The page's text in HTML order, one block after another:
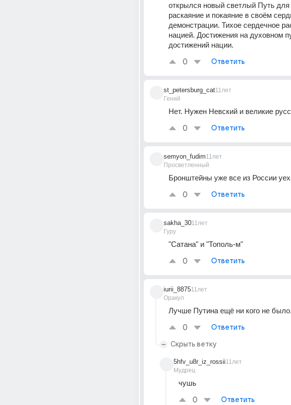
открылся новый светлый Путь
раскаяние и покаяние в своём
демонстрации. Тихое сердечное
нацией. Достижения на духовном
достижений нации.
0 Ответить
st_petersburg_cat
Гений
11лет
Нет. Нужен Невский и великие
0 Ответить
semyon_fudim
Просветленный
11лет
Бронштейны уже все из России
0 Ответить
sakha_30
Гуру
11лет
"Сатана" и "Тополь-м"
0 Ответить
iurii_8875
Оракул
11лет
Лучше Путина ещё ни кого не было.
0 Ответить
Скрыть ветку
5hfv_u8r_iz_rossii
Мудрец
11лет
чушь
0 Ответить